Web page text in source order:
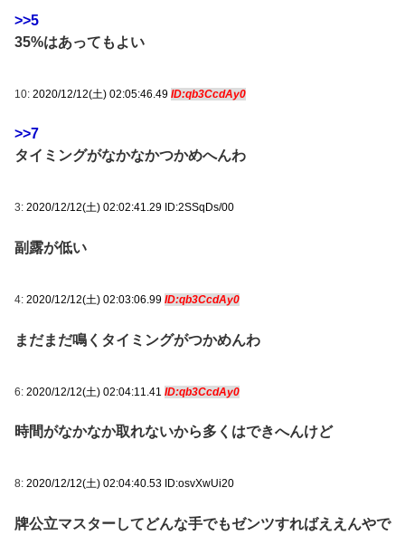
>>5
35%はあってもよい
10: 2020/12/12(土) 02:05:46.49 ID:qb3CcdAy0
>>7
タイミングがなかなかつかめへんわ
3: 2020/12/12(土) 02:02:41.29 ID:2SSqDs/00
副露が低い
4: 2020/12/12(土) 02:03:06.99 ID:qb3CcdAy0
まだまだ鳴くタイミングがつかめんわ
6: 2020/12/12(土) 02:04:11.41 ID:qb3CcdAy0
時間がなかなか取れないから多くはできへんけど
8: 2020/12/12(土) 02:04:40.53 ID:osvXwUi20
牌公立マスターしてどんな手でもゼンツすればええんやで